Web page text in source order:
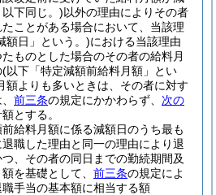
下同じ。)以外の理由によりその者
ことがある場合において、当該理
額日」という。)における当該理由
ものとした場合のその者の給料月
(以下「特定減額前給料月額」とい
額よりも多いときは、その者に対す
前三条の規定にかかわらず、 次の
とする。
給料月額に係る減額日のうち最も
職した理由と同一の理由により退
、その者の同日までの勤続期間及
を基礎として、 前三条の規定によ
手当の基本額に相当する額